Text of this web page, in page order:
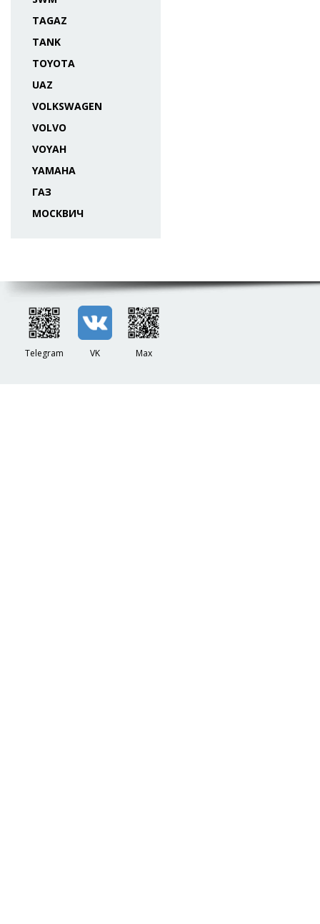
TAGAZ
TANK
TOYOTA
UAZ
VOLKSWAGEN
VOLVO
VOYAH
YAMAHA
ГАЗ
МОСКВИЧ
Telegram VK Max